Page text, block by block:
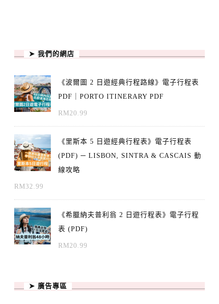
➤ 我們的網店
《波爾圖 2 日遊經典行程路線》電子行程表
PDF｜PORTO ITINERARY PDF
RM20.99
《里斯本 5 日遊經典行程表》電子行程表
(PDF) ─ LISBON, SINTRA & CASCAIS 動
線攻略
RM32.99
《希臘納夫普利翁 2 日遊行程表》電子行程
表 (PDF)
RM20.99
➤ 廣告專區